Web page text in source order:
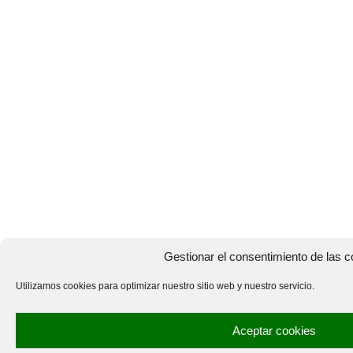
Gestionar el consentimiento de las
Utilizamos cookies para optimizar nuestro sitio web y nuestro servicio.
Aceptar cookies